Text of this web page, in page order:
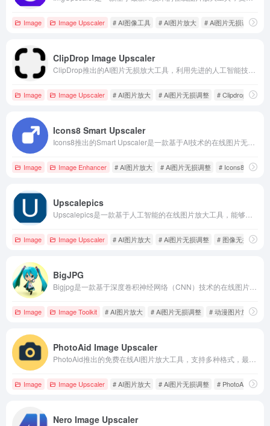
Image Image Upscaler # AI图像工具 # AI图片放大 # Ai图片无损调整
ClipDrop Image Upscaler
Image Image Upscaler # AI图片放大 # Ai图片无损调整 # Clipdrop
Icons8 Smart Upscaler
Image Image Enhancer # AI图片放大 # Ai图片无损调整 # Icons8
Upscalepics
Image Image Upscaler # AI图片放大 # Ai图片无损调整 # 图像无损放大
BigJPG
Image Image Toolkit # AI图片放大 # Ai图片无损调整 # 动漫图片放大
PhotoAid Image Upscaler
Image Image Upscaler # AI图片放大 # Ai图片无损调整 # PhotoAid
Nero Image Upscaler